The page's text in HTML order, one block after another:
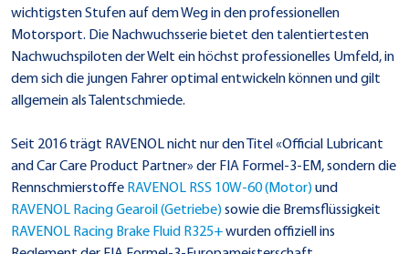
wichtigsten Stufen auf dem Weg in den professionellen
Motorsport. Die Nachwuchsserie bietet den talentiertesten
Nachwuchspiloten der Welt ein höchst professionelles Umfeld, in
dem sich die jungen Fahrer optimal entwickeln können und gilt
allgemein als Talentschmiede.
Seit 2016 trägt RAVENOL nicht nur den Titel «Official Lubricant
and Car Care Product Partner» der FIA Formel-3-EM, sondern die
Rennschmierstoffe RAVENOL RSS 10W-60 (Motor)und
RAVENOL Racing Gearoil (Getriebe)sowie die Bremsflüssigkeit
RAVENOL Racing Brake Fluid R325+wurden offiziell ins